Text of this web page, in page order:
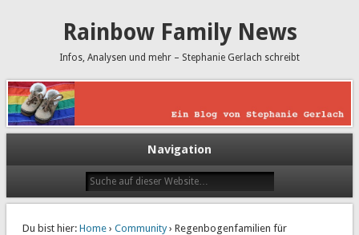
Rainbow Family News
Infos, Analysen und mehr – Stephanie Gerlach schreibt
Navigation
Du bist hier: Home› Community› Regenbogenfamilien für